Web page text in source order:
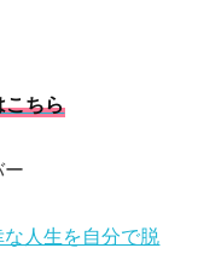
こちら
ー
人生を自分で脱